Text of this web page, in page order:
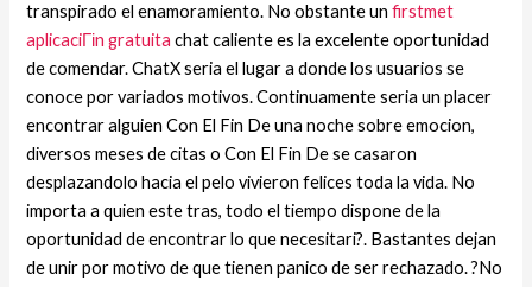
transpirado el enamoramiento. No obstante unfirstmet
aplicaciГіn gratuita chat caliente es la excelente oportunidad
de comendar. ChatX seri­a el lugar a donde los usuarios se
conoce por variados motivos. Continuamente seri­a un placer
encontrar alguien Con El Fin De una noche sobre emocion,
diversos meses de citas o Con El Fin De se casaron
desplazandolo hacia el pelo vivieron felices toda la vida. No
importa a quien este tras, todo el tiempo dispone de la
oportunidad de encontrar lo que necesitari?. Bastantes dejan
de unir por motivo de que tienen panico de ser rechazado. ?No